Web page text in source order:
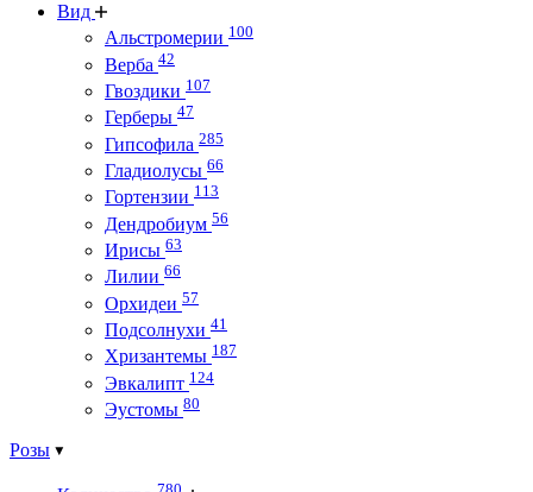
Вид
Альстромерии 100
Верба 42
Гвоздики 107
Герберы 47
Гипсофила 285
Гладиолусы 66
Гортензии 113
Дендробиум 56
Ирисы 63
Лилии 66
Орхидеи 57
Подсолнухи 41
Хризантемы 187
Эвкалипт 124
Эустомы 80
Розы